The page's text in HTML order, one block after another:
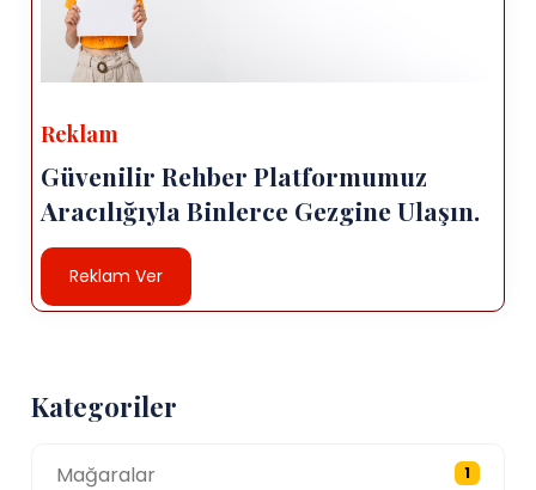
Reklam
Güvenilir Rehber Platformumuz
Aracılığıyla Binlerce Gezgine Ulaşın.
Reklam Ver
Kategoriler
Mağaralar 1